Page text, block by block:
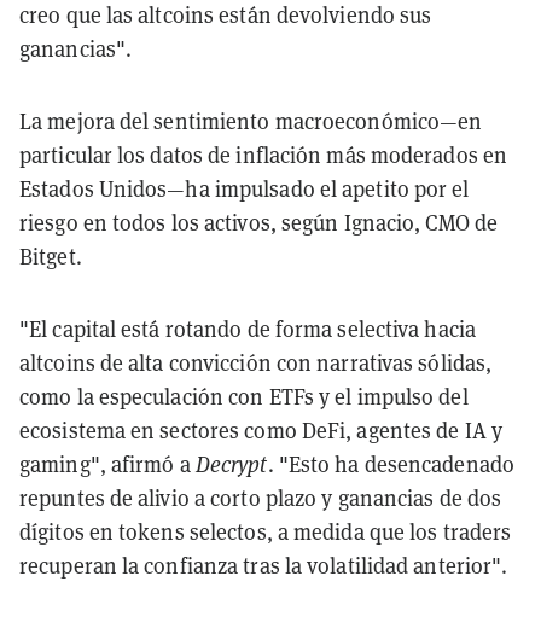
creo que las altcoins están devolviendo sus
ganancias".
La mejora del sentimiento macroeconómico—en
particular los datos de inflación más moderados en
Estados Unidos—ha impulsado el apetito por el
riesgo en todos los activos, según Ignacio, CMO de
Bitget.
"El capital está rotando de forma selectiva hacia
altcoins de alta convicción con narrativas sólidas,
como la especulación con ETFs y el impulso del
ecosistema en sectores como DeFi, agentes de IA y
gaming", afirmó aDecrypt. "Esto ha desencadenado
repuntes de alivio a corto plazo y ganancias de dos
dígitos en tokens selectos, a medida que los traders
recuperan la confianza tras la volatilidad anterior".